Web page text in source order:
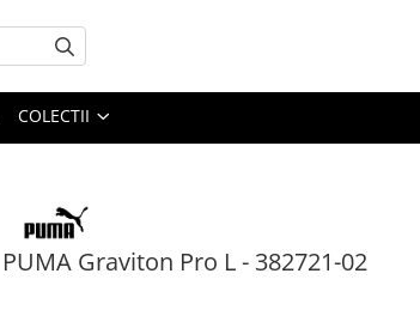
COLECTII
PUMA Graviton Pro L - 382721-02